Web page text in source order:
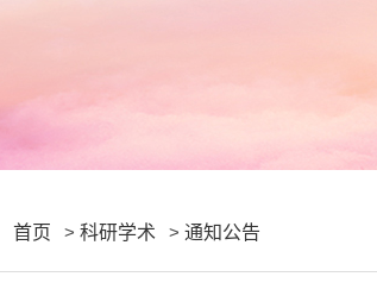
首页 > 科研学术 > 通知公告